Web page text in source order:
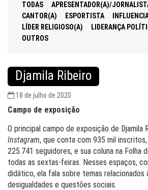
TODAS APRESENTADOR(A)/
CANTOR(A)
ESPORTISTA
LÍDER RELIGIOSO(A)
LIDERANÇA
OUTROS
Djamila Ribeiro
18 de julho de 2020
Campo de exposição
O principal campo de exposição de Djamila
Instagram, que conta com 935 mil
225.741 seguidores, e sua coluna na Folha
todas as sextas-feiras. Nesses espaços,
didático, ela fala sobre temas relacionados
desigualdades e questões sociais.